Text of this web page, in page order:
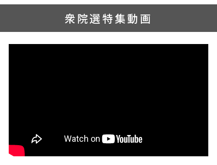
衆院選特集動画